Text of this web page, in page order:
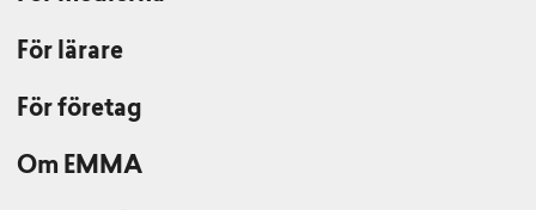
För lärare
För företag
Om EMMA